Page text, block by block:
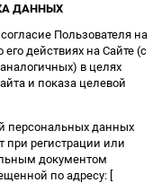
ДАННЫХ
Пользователя на
действиях на Сайте (с
в целях
и показа целевой
персональных данных
при регистрации или
документом
по адресу: [